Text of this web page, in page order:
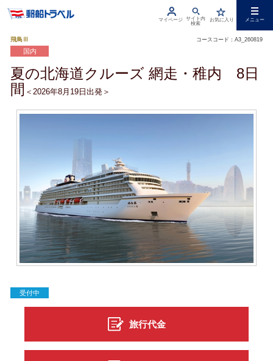
お気に入り
サイト内
検索
マイページ メニュー
飛鳥Ⅲ コースコード：A3_260819
国内
夏の北海道クルーズ 網走・稚内 8日
間 ＜2026年8月19日出発＞
受付中
旅行代金